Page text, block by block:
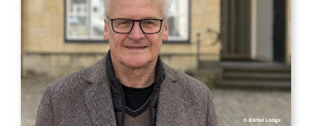
© Bärbel Lödige